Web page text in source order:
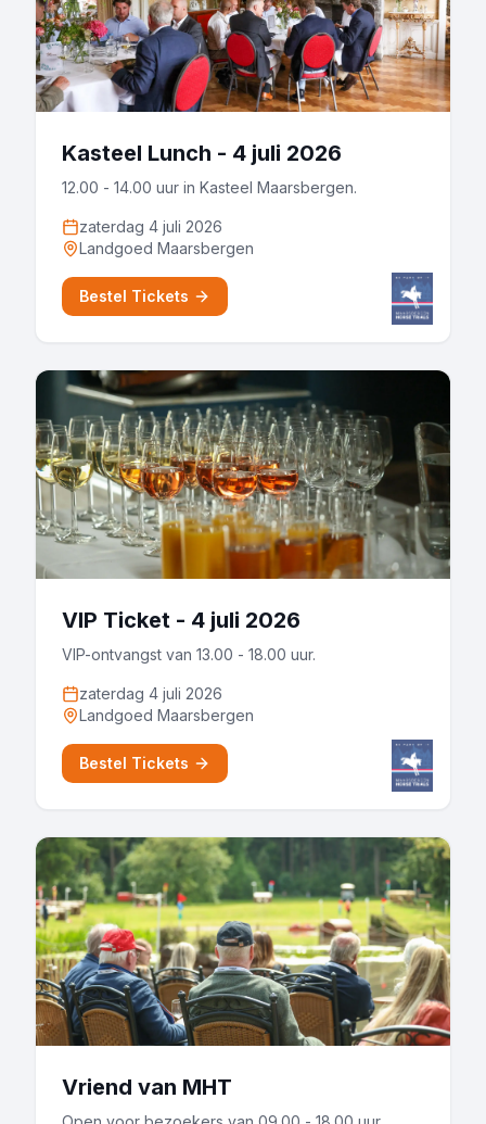
Kasteel Lunch - 4 juli 2026
12.00 - 14.00 uur in Kasteel Maarsbergen.
zaterdag 4 juli 2026
Landgoed Maarsbergen
Bestel Tickets
VIP Ticket - 4 juli 2026
VIP-ontvangst van 13.00 - 18.00 uur.
zaterdag 4 juli 2026
Landgoed Maarsbergen
Bestel Tickets
Vriend van MHT